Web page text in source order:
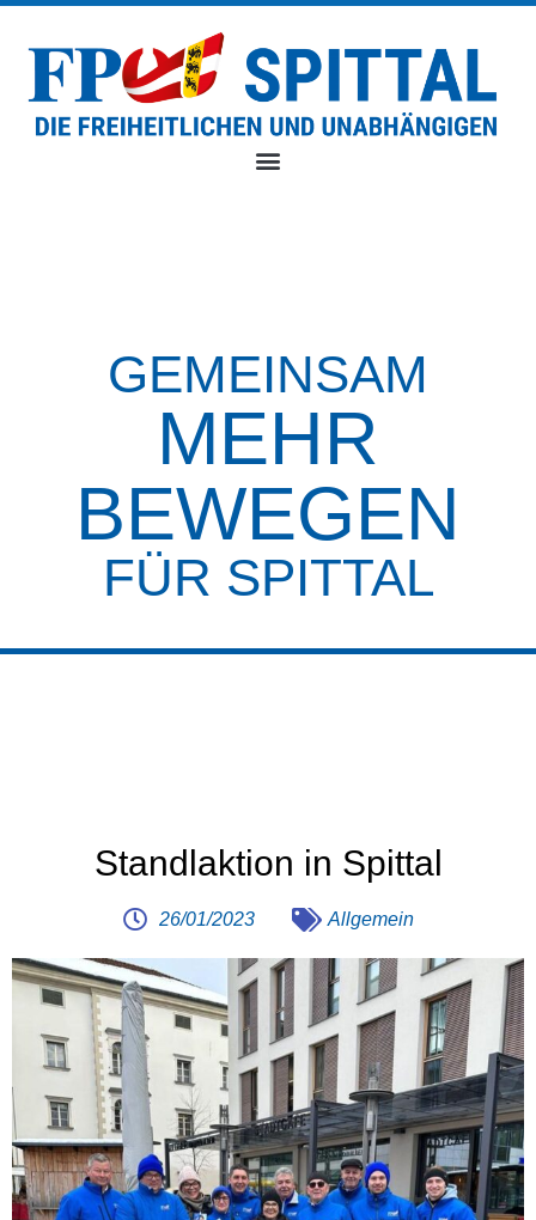
GEMEINSAM
MEHR
BEWEGEN
FÜR SPITTAL
Standlaktion in Spittal
26/01/2023 Allgemein